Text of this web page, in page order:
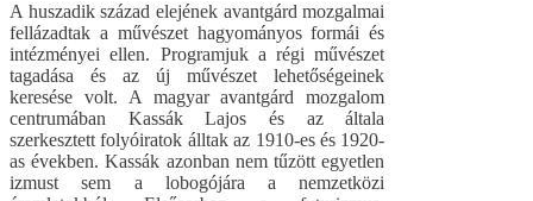
A huszadik század elejének avantgárd mozgalmai
fellázadtak a művészet hagyományos formái és
intézményei ellen. Programjuk a régi művészet
tagadása és az új művészet lehetőségeinek
keresése volt. A magyar avantgárd mozgalom
centrumában Kassák Lajos és az általa
szerkesztett folyóiratok álltak az 1910-es és 1920-
as években. Kassák azonban nem tűzött egyetlen
izmust sem a lobogójára a nemzetközi